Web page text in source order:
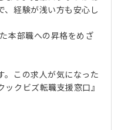
、経験が浅い方も安心し
本部職への昇格をめざ
。この求人が気になった
クビズ転職支援窓口』